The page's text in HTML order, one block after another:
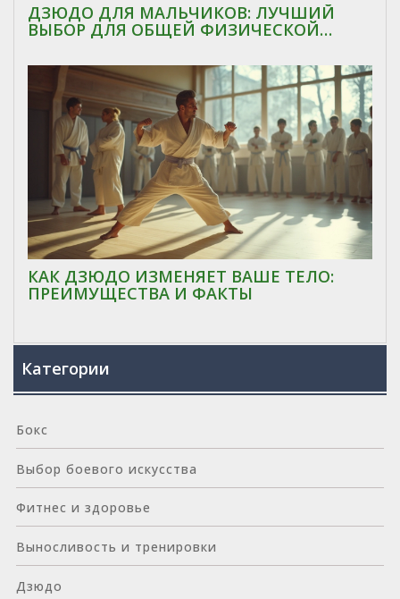
ДЗЮДО ДЛЯ МАЛЬЧИКОВ: ЛУЧШИЙ
ВЫБОР ДЛЯ ОБЩЕЙ ФИЗИЧЕСКОЙ
КАК ДЗЮДО ИЗМЕНЯЕТ ВАШЕ ТЕЛО:
ПРЕИМУЩЕСТВА И ФАКТЫ
Категории
Бокс
Выбор боевого искусства
Фитнес и здоровье
Выносливость и тренировки
Дзюдо